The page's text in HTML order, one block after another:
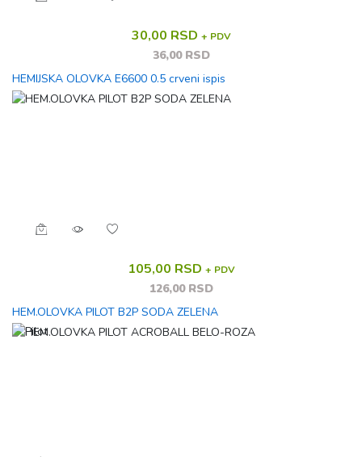
30,00 RSD + PDV
36,00 RSD
HEMIJSKA OLOVKA E6600 0.5 crveni ispis
105,00 RSD + PDV
126,00 RSD
HEM.OLOVKA PILOT B2P SODA ZELENA